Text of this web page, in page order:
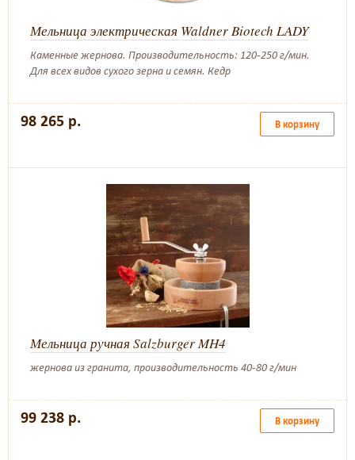
Мельница электрическая Waldner Biotech LADY
Каменные жернова. Производительность: 120-250 г/мин.
Для всех видов сухого зерна и семян. Кедр
98 265 р. В корзину
Мельница ручная Salzburger MH4
жернова из гранита, производительность 40-80 г/мин
99 238 р. В корзину